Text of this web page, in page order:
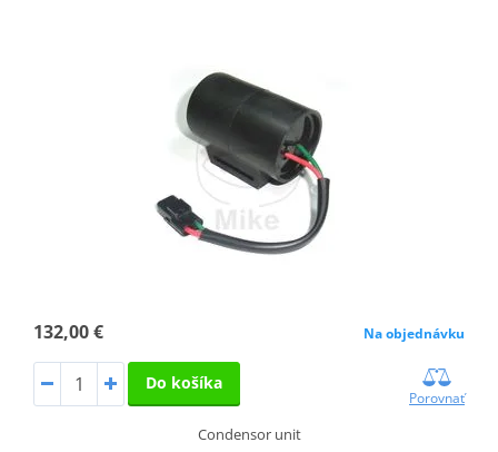
132,00 € Na objednávku
Do košíka
Porovnať
Condensor unit